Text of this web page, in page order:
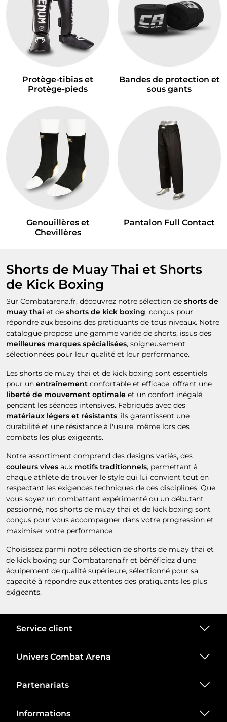
Protège-tibias et
Protège-pieds
Bandes de protection et
sous gants
Genouillères et
Chevillères
Pantalon Full Contact
Shorts de Muay Thai et Shorts
de Kick Boxing
Sur Combatarena.fr, découvrez notre sélection de shorts de
muay thai et de shorts de kick boxing, conçus pour
répondre aux besoins des pratiquants de tous niveaux. Notre
catalogue propose une gamme variée de shorts, issus des
meilleures marques spécialisées, soigneusement
sélectionnées pour leur qualité et leur performance.
Les shorts de muay thai et de kick boxing sont essentiels
pour un entraînement confortable et efficace, offrant une
liberté de mouvement optimale et un confort inégalé
pendant les séances intensives. Fabriqués avec des
matériaux légers et résistants, ils garantissent une
durabilité et une résistance à l'usure, même lors des
combats les plus exigeants.
Notre assortiment comprend des designs variés, des
couleurs vives aux motifs traditionnels, permettant à
chaque athlète de trouver le style qui lui convient tout en
respectant les exigences techniques de ces disciplines. Que
vous soyez un combattant expérimenté ou un débutant
passionné, nos shorts de muay thai et de kick boxing sont
conçus pour vous accompagner dans votre progression et
maximiser votre performance.
Choisissez parmi notre sélection de shorts de muay thai et
de kick boxing sur Combatarena.fr et bénéficiez d'une
équipement de qualité supérieure, sélectionné pour sa
capacité à répondre aux attentes des pratiquants les plus
exigeants.
Service client
Univers Combat Arena
Partenariats
Informations